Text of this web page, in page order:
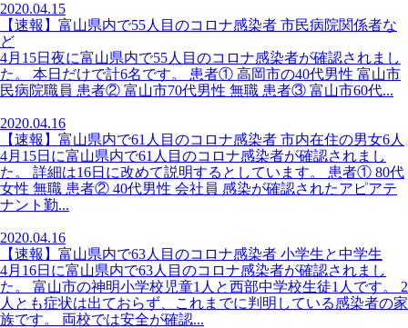
2020.04.15
【速報】富山県内で55人目のコロナ感染者 市民病院関係者な
ど
4月15日夜に富山県内で55人目のコロナ感染者が確認されまし
た。 本日だけで計6名です。 患者① 高岡市の40代男性 富山市
民病院職員 患者② 富山市70代男性 無職 患者③ 富山市60代...
2020.04.16
【速報】富山県内で61人目のコロナ感染者 市内在住の男女6人
4月15日に富山県内で61人目のコロナ感染者が確認されまし
た。 詳細は16日に改めて説明するとしています。 患者① 80代
女性 無職 患者② 40代男性 会社員 感染が確認されたアピアテ
ナント勤...
2020.04.16
【速報】富山県内で63人目のコロナ感染者 小学生と中学生
4月16日に富山県内で63人目のコロナ感染者が確認されまし
た。 富山市の神明小学校児童1人と西部中学校生徒1人です。 2
人とも症状は出ておらず、これまでに判明している感染者の家
族です。 両校では安全が確認...